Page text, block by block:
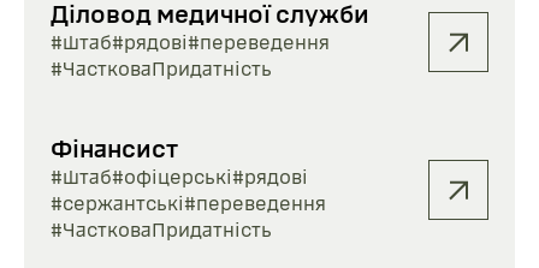
Діловод медичної служби
#штаб#рядові#переведення
#ЧастковаПридатність
Фінансист
#штаб#офіцерські#рядові
#сержантські#переведення
#ЧастковаПридатність